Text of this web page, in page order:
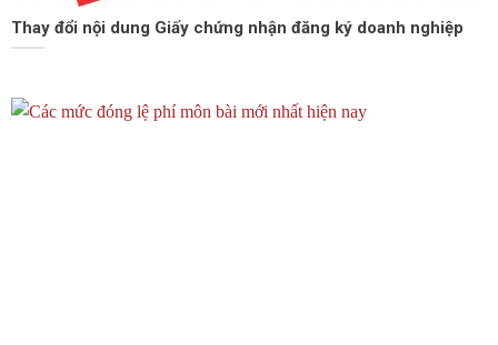
Thay đổi nội dung Giấy chứng nhận đăng ký doanh nghiệp